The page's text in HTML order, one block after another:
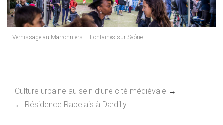
Vernissage au Marronniers – Fontaines-sur-Saône
Culture urbaine au sein d’une cité médiévale →
← Résidence Rabelais à Dardilly